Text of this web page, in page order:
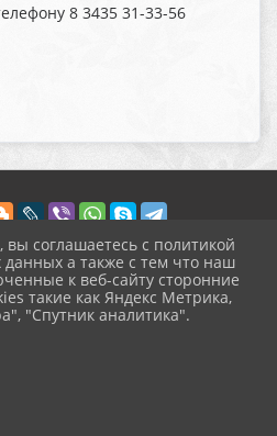
8 3435 31-33-56
данных
соглашаетесь с политикой
а также с тем что наш
к веб-сайту сторонние
такие как Яндекс Метрика,
"Спутник аналитика".